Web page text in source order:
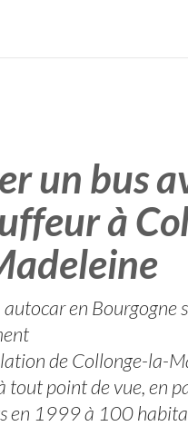
un bus
à
en Bourgogne
de Collonge-la-
tout point de vue, en
en 1999 à 100